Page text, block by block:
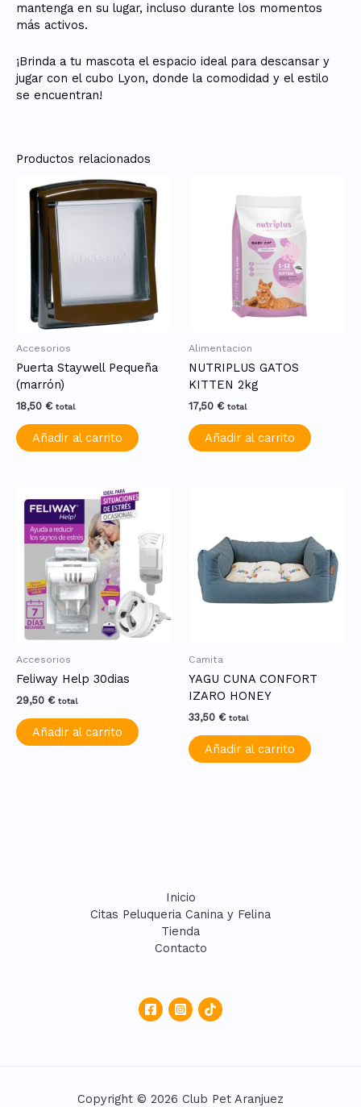
mantenga en su lugar, incluso durante los momentos
más activos.
¡Brinda a tu mascota el espacio ideal para descansar y
jugar con el cubo Lyon, donde la comodidad y el estilo
se encuentran!
Productos relacionados
Accesorios
Puerta Staywell Pequeña
(marrón)
18,50 € total
Añadir al carrito
Alimentacion
NUTRIPLUS GATOS
KITTEN 2kg
17,50 € total
Añadir al carrito
Accesorios
Feliway Help 30dias
29,50 € total
Añadir al carrito
Camita
YAGU CUNA CONFORT
IZARO HONEY
33,50 € total
Añadir al carrito
Inicio
Citas Peluqueria Canina y Felina
Tienda
Contacto
Copyright © 2026 Club Pet Aranjuez